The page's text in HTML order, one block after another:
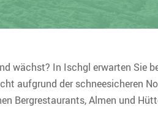
wächst? In Ischgl erwarten Sie
aufgrund der schneesicheren
Bergrestaurants, Almen und